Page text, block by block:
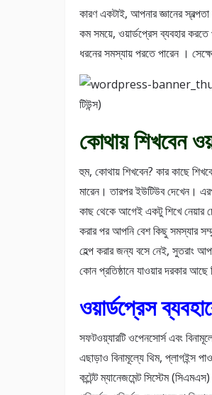
কারণ একটাই, আপনার জ্ঞানের
কম সময়ে, ওয়ার্ডপ্রেস ব্যবহার
ধরনের সমস্যায় পরতে পারেন ।
কোথায় শিখবেন
হুম, কোথায় শিখবেন? কার কাছে
মারেন। তারপর ইউটিউব দেখেন।
কাছ থেকে আগেই একটু শিখে নেয়ার
করার পর আপনি বেশ কিছু সমস্যার
হেল্প করার জন্য বসে নেই, সুতরাং
কোন প্রতিষ্ঠানে যাওয়ার দরকার আছে
ওয়ার্ডপ্রেস
সফটওয়্যারটি ওপেনসোর্স এবং
এছাড়াও বিনামূল্যে থিম, প্লাগইন্স
কন্টেন্ট ম্যানেজমেন্ট সিস্টেম